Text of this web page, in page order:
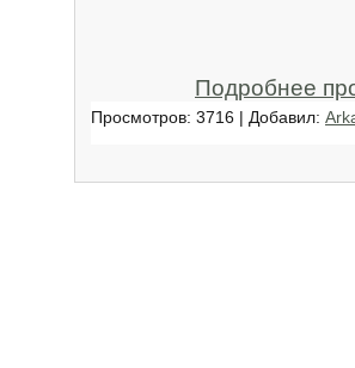
Подробнее
Просмотров: 3716 | Добавил: